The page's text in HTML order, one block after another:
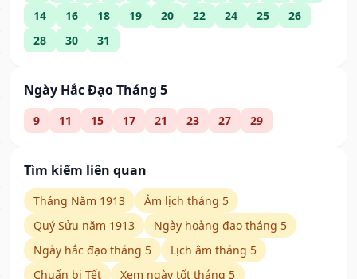
14
16 18 19 20 22 24 25
26
28
30 31
Ngày Hắc Đạo Tháng 5
9 11 15 17 21 23 27 29
Tìm kiếm liên quan
Tháng Năm 1913
Âm lịch tháng 5
Quý Sửu năm 1913
Ngày hoàng đạo tháng 5
Ngày hắc đạo tháng 5
Lịch âm tháng 5
Chuẩn bị Tết
Xem ngày tốt tháng 5